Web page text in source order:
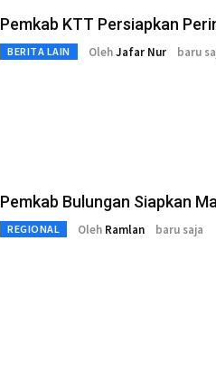
Pemkab KTT Persiapkan
BERITA LAIN OlehJafar Nur baru
Pemkab Bulungan Siapkan
REGIONAL Oleh Ramlan baru saja